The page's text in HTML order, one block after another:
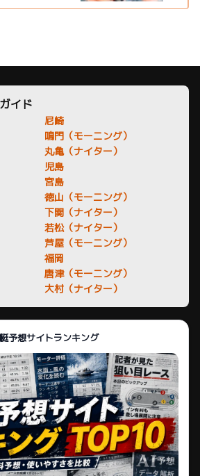
イド
尼崎
鳴門（モーニング）
丸亀（ナイター）
児島
宮島
徳山（モーニング）
下関（ナイター）
若松（ナイター）
芦屋（モーニング）
福岡
唐津（モーニング）
大村（ナイター）
予想サイトランキング